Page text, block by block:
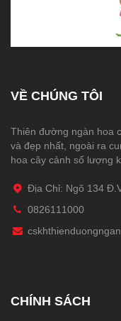
VỀ CHÚNG TÔI
Thiên đường ngàn hoa
và đẹp nhất, ngoài ra
hoa cây cảnh số lượng
Địa Chỉ: Ngõ 134
0826111000
CHÍNH SÁCH